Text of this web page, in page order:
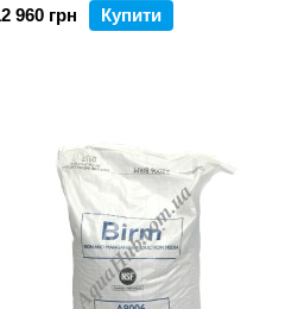
960 грн Купити